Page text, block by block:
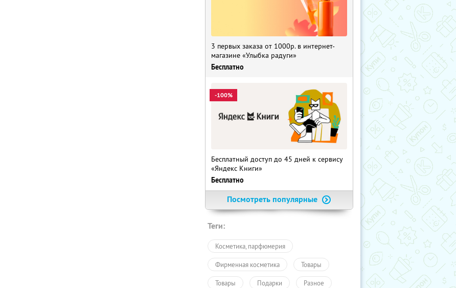
3 первых заказа от 1000р. в интернет-
магазине «Улыбка радуги»
Бесплатно
-100%
Бесплатный доступ до 45 дней к сервису
«Яндекс Книги»
Бесплатно
Посмотреть популярные
Теги:
Косметика, парфюмерия
Фирменная косметика Товары
Товары Подарки Разное